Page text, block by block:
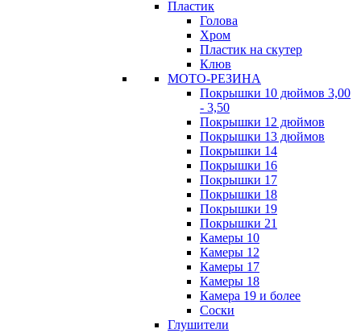
Пластик
Голова
Хром
Пластик на скутер
Клюв
МОТО-РЕЗИНА
Покрышки 10 дюймов 3,00
- 3,50
Покрышки 12 дюймов
Покрышки 13 дюймов
Покрышки 14
Покрышки 16
Покрышки 17
Покрышки 18
Покрышки 19
Покрышки 21
Камеры 10
Камеры 12
Камеры 17
Камеры 18
Камера 19 и более
Соски
Глушители